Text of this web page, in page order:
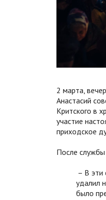
2 марта,
Анастасий
Критского в
участие
приходское
После
– В эти
удалил
было